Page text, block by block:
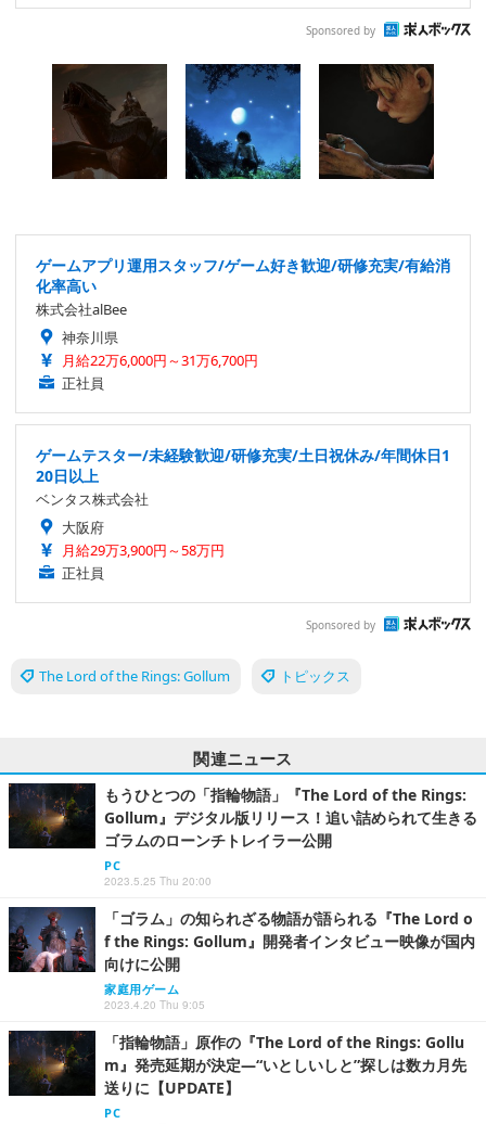
Sponsored by
ゲームアプリ運用スタッフ/ゲーム好き歓迎/研修充実/有給消
化率高い
株式会社alBee
神奈川県
月給22万6,000円～31万6,700円
正社員
ゲームテスター/未経験歓迎/研修充実/土日祝休み/年間休日1
20日以上
ベンタス株式会社
大阪府
月給29万3,900円～58万円
正社員
Sponsored by
The Lord of the Rings: Gollum トピックス
関連ニュース
もうひとつの「指輪物語」『The Lord of the Rings:
Gollum』デジタル版リリース！追い詰められて生きる
ゴラムのローンチトレイラー公開
PC
2023.5.25 Thu 20:00
「ゴラム」の知られざる物語が語られる『The Lord o
f the Rings: Gollum』開発者インタビュー映像が国内
向けに公開
家庭用ゲーム
2023.4.20 Thu 9:05
「指輪物語」原作の『The Lord of the Rings: Gollu
m』発売延期が決定―“いとしいしと”探しは数カ月先
送りに【UPDATE】
PC